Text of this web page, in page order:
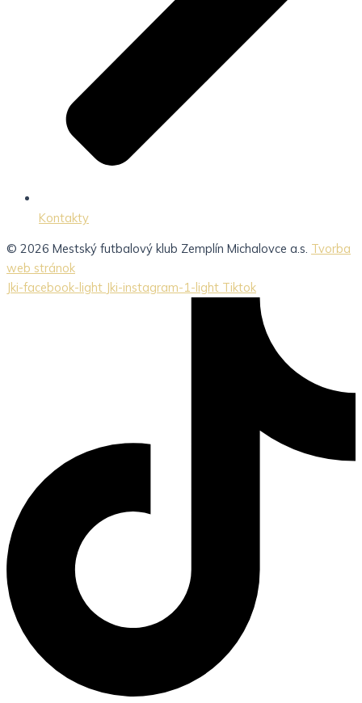
Kontakty
© 2026 Mestský futbalový klub Zemplín Michalovce a.s. Tvorba
web stránok
Jki-facebook-light Jki-instagram-1-light Tiktok